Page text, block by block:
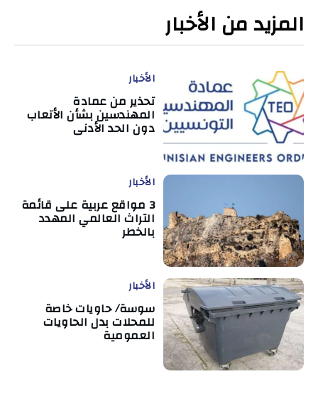
المزيد من الأخبار
الأخبار
تحذير من عمادة
المهندسين بشأن الأتعاب
دون الحد الأدنى
الأخبار
3 مواقع عربية على قائمة
التراث العالمي المهدد
بالخطر
الأخبار
سوسة/ حاويات خاصة
للمحلات بدل الحاويات
العمومية